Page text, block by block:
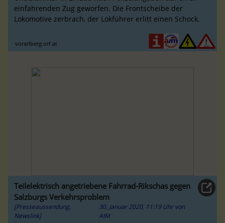
einfahrenden Zug geworfen. Die Frontscheibe der
Lokomotive zerbrach, der Lokführer erlitt einen Schock.
vorarlberg.orf.at
Teilelektrisch angetriebene Fahrrad-Rikschas gegen
Salzburgs Verkehrsproblem
[Presseaussendung,
Newslink]
30. Januar 2020, 11:19 Uhr von
AIM